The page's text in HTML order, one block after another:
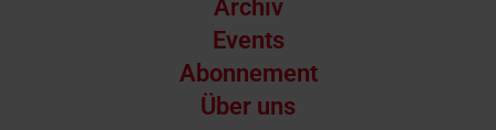
Archiv
Events
Abonnement
Über uns